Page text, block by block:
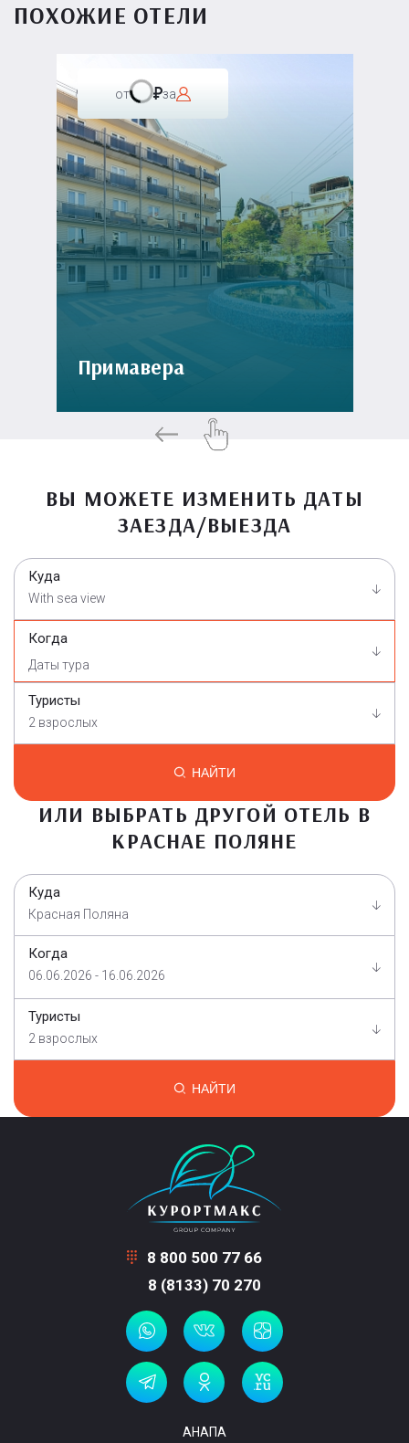
ПОХОЖИЕ ОТЕЛИ
от за
Примавера
ВЫ МОЖЕТЕ ИЗМЕНИТЬ ДАТЫ
ЗАЕЗДА/ВЫЕЗДА
Куда
With sea view
Когда
Туристы
2 взрослых
НАЙТИ
ИЛИ ВЫБРАТЬ ДРУГОЙ ОТЕЛЬ В
КРАСНАЕ ПОЛЯНЕ
Куда
Красная Поляна
Когда
06.06.2026 - 16.06.2026
Туристы
2 взрослых
НАЙТИ
8 800 500 77 66
8 (8133) 70 270
АНАПА